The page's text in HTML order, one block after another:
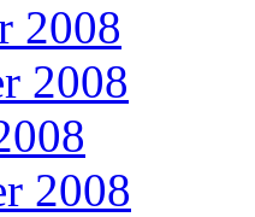
2008
2008
2008